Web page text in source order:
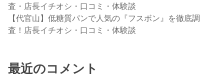
査・店長イチオシ・口コミ・体験談
【代官山】低糖質パンで人気の『フスボン』を徹底調
査！店長イチオシ・口コミ・体験談
最近のコメント